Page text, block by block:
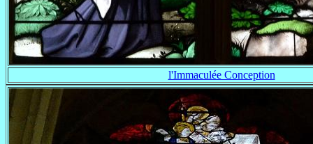
l'Immaculée Conception